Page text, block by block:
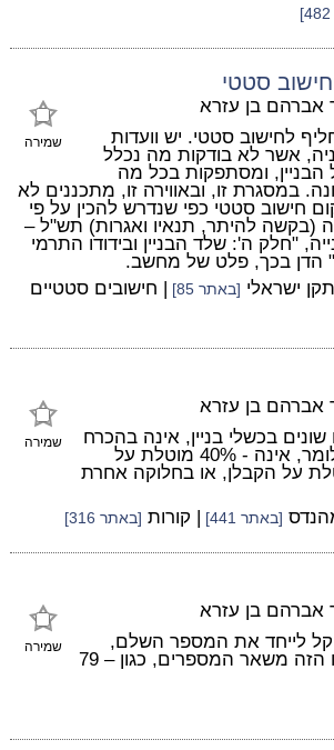
סטטי
שמירה
אברהם בן עזרא
לחישוב סטטי. יש וועדות
אשר לא בודקות מה נכלל
ומסתפקות בכל מה
במסגרת זו, ובאווירה זו, מתכננים לא
חישוב סטטי כפי שנדרש להכין על פי
(בקשה להיתר, תנאיו ואגרות) תש"ל –
"חלק ה': שלד הבניין ובידודו התרמי
הדן בכך, פלט של מחשב.
ישראלי [באתר 85] | חישובים סטטיים
שמירה
אברהם בן עזרא
בכשלי בניין, אינה בהכרח
אחריות מחולקת, כלומר, אינה - 40% מוטלת על
ו-60% מוטלת על הקבלן, או בחלוקה אחרת
[באתר 441] | קורות [באתר 316]
שמירה
אברהם בן עזרא
קל לייחד את המספר השלם,
העגול, הפשוט והנוח הזה משאר המספרים, כגון – 79